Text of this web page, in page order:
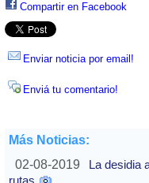
Compartir en Facebook
Enviar noticia por email!
Enviá tu comentario!
Más Noticias:
02-08-2019
La desidia